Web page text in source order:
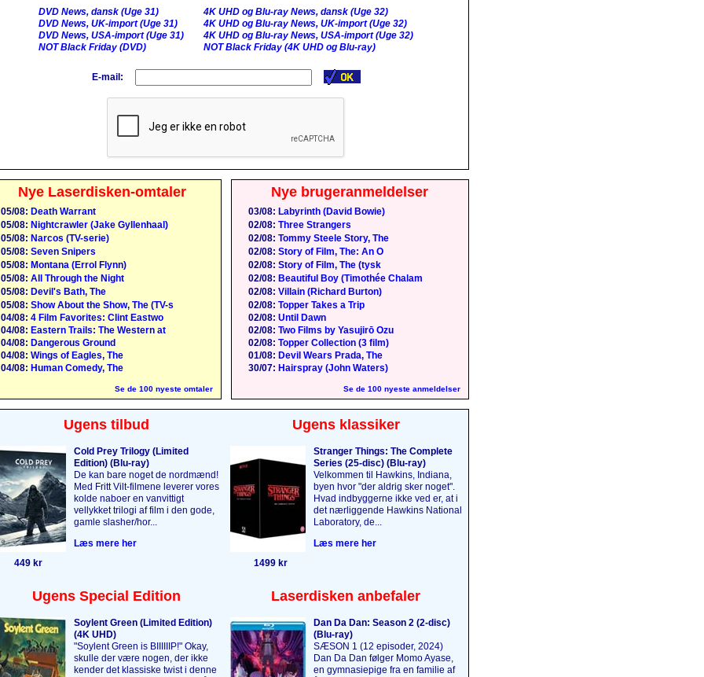
DVD News, dansk (Uge 31)
4K UHD og Blu-ray News, dansk (Uge 32)
DVD News, UK-import (Uge 31)
4K UHD og Blu-ray News, UK-import (Uge 32)
DVD News, USA-import (Uge 31)
4K UHD og Blu-ray News, USA-import (Uge 32)
NOT Black Friday (DVD)
NOT Black Friday (4K UHD og Blu-ray)
E-mail:
Nye Laserdisken-omtaler
05/08: Death Warrant
05/08: Nightcrawler (Jake Gyllenhaal)
05/08: Narcos (TV-serie)
05/08: Seven Snipers
05/08: Montana (Errol Flynn)
05/08: All Through the Night
05/08: Devil's Bath, The
05/08: Show About the Show, The (TV-s
04/08: 4 Film Favorites: Clint Eastwo
04/08: Eastern Trails: The Western at
04/08: Dangerous Ground
04/08: Wings of Eagles, The
04/08: Human Comedy, The
Se de 100 nyeste omtaler
Nye brugeranmeldelser
03/08: Labyrinth (David Bowie)
02/08: Three Strangers
02/08: Tommy Steele Story, The
02/08: Story of Film, The: An O
02/08: Story of Film, The (tysk
02/08: Beautiful Boy (Timothée Chalam
02/08: Villain (Richard Burton)
02/08: Topper Takes a Trip
02/08: Until Dawn
02/08: Two Films by Yasujirō Ozu
02/08: Topper Collection (3 film)
01/08: Devil Wears Prada, The
30/07: Hairspray (John Waters)
Se de 100 nyeste anmeldelser
Ugens tilbud
Cold Prey Trilogy (Limited
Edition) (Blu-ray)
De kan bare noget de nordmænd!
Med Fritt Vilt-filmene leverer vores
kolde naboer en vanvittigt
vellykket trilogi af film i den gode,
gamle slasher/hor...
Læs mere her
449 kr
Ugens klassiker
Stranger Things: The Complete
Series (25-disc) (Blu-ray)
Velkommen til Hawkins, Indiana,
byen hvor "der aldrig sker noget".
Hvad indbyggerne ikke ved er, at i
det nærliggende Hawkins National
Laboratory, de...
Læs mere her
1499 kr
Ugens Special Edition
Soylent Green (Limited Edition)
(4K UHD)
"Soylent Green is BIIIIIIP!" Okay,
skulle der være nogen, der ikke
kender det klassiske twist i denne
Laserdisken anbefaler
Dan Da Dan: Season 2 (2-disc)
(Blu-ray)
SÆSON 1 (12 episoder, 2024)
Dan Da Dan følger Momo Ayase,
en gymnasiepige fra en familie af